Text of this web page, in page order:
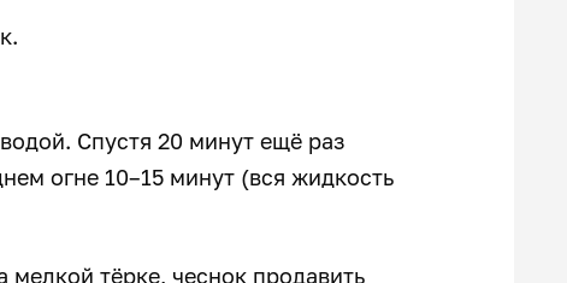
Спустя 20 минут ещё раз
огне 10–15 минут (вся жидкость
мелкой тёрке, чеснок продавить